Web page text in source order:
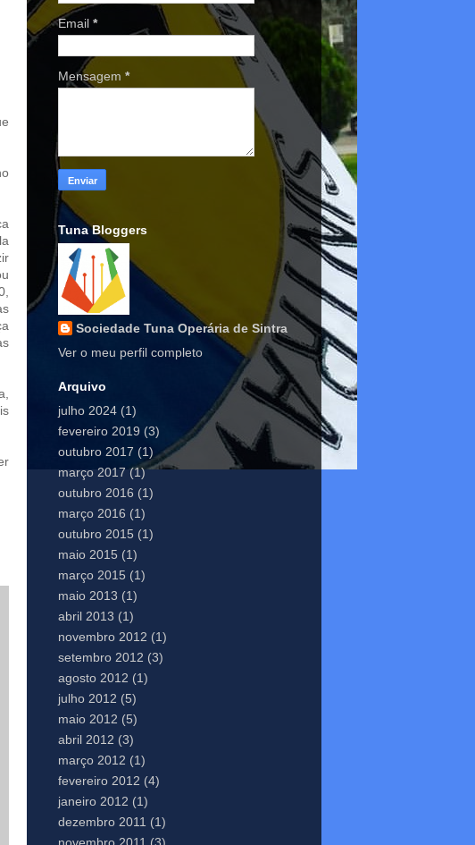
Email *
Mensagem *
Tuna Bloggers
Sociedade Tuna Operária de Sintra
Ver o meu perfil completo
Arquivo
julho 2024 (1)
fevereiro 2019 (3)
outubro 2017 (1)
março 2017 (1)
outubro 2016 (1)
março 2016 (1)
outubro 2015 (1)
maio 2015 (1)
março 2015 (1)
maio 2013 (1)
abril 2013 (1)
novembro 2012 (1)
setembro 2012 (3)
agosto 2012 (1)
julho 2012 (5)
maio 2012 (5)
abril 2012 (3)
março 2012 (1)
fevereiro 2012 (4)
janeiro 2012 (1)
dezembro 2011 (1)
novembro 2011 (3)